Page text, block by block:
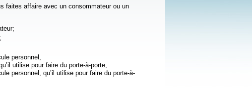
faites affaire avec un consommateur ou un
personnel,
utilise pour faire du porte-à-porte,
personnel, qu’il utilise pour faire du porte-à-